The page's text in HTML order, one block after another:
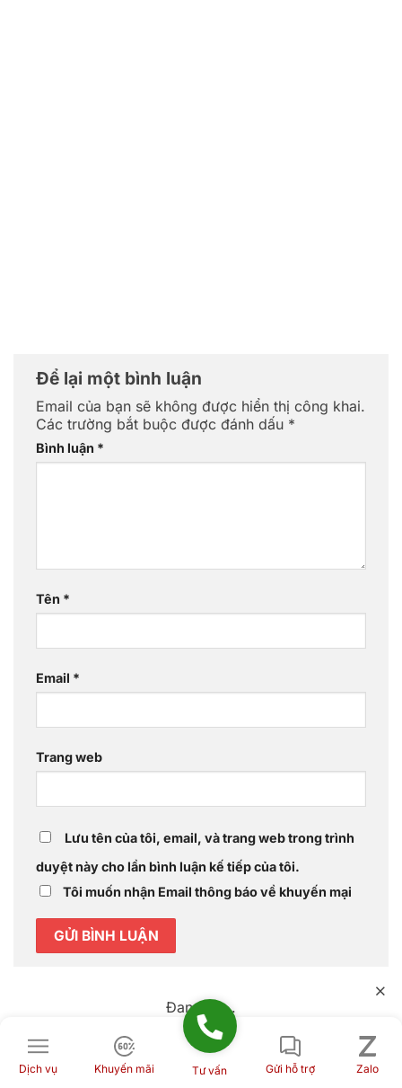
Để lại một bình luận
Email của bạn sẽ không được hiển thị công khai.
Các trường bắt buộc được đánh dấu *
Bình luận *
Tên *
Email *
Trang web
Lưu tên của tôi, email, và trang web trong trình
duyệt này cho lần bình luận kế tiếp của tôi.
Tôi muốn nhận Email thông báo về khuyến mại
Dịch vụ Khuyến mãi Tư vấn Gửi hỗ trợ Zalo
Đang tải...